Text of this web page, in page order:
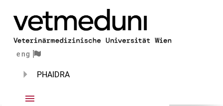
eng
PHAIDRA